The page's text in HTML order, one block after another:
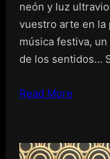
neón y luz
vuestro arte en la
música festiva,
de los sentidos…
Read More